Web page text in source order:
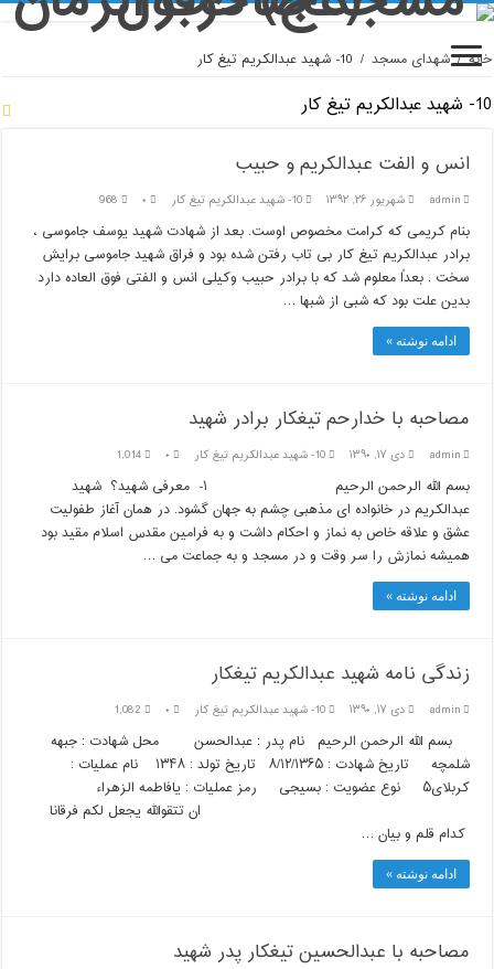
خانه / شهدای مسجد / 10- شهيد عبدالكريم تيغ كار
10- شهيد عبدالكريم تيغ كار
انس و الفت عبدالکریم و حبیب
admin شهریور ۲۶, ۱۳۹۲ 10- شهيد عبدالكريم تيغ كار ۰ 968
بنام کریمی که کرامت مخصوص اوست. بعد از شهادت شهید یوسف جاموسی ،
برادر عبدالکریم تیغ کار بی تاب رفتن شده بود و فراق شهید جاموسی برایش
سخت . بعداً معلوم شد که با برادر حبیب وکیلی انس و الفتی فوق العاده دارد
بدین علت بود که شبی از شبها …
ادامه نوشته »
مصاحبه با خدارحم تیغکار برادر شهید
admin دی ۱۷, ۱۳۹۰ 10- شهيد عبدالكريم تيغ كار ۰ 1,014
بسم الله الرحمن الرحیم ۱- معرفی شهید؟ شهید
عبدالکریم در خانواده ای مذهبی چشم به جهان گشود. در همان آغاز طفولیت
عشق و علاقه خاص به نماز و احکام داشت و به فرامین مقدس اسلام مقید بود
همیشه نمازش را سر وقت و در مسجد و به جماعت می …
ادامه نوشته »
زندگی نامه شهید عبدالکریم تیغکار
admin دی ۱۷, ۱۳۹۰ 10- شهيد عبدالكريم تيغ كار ۰ 1,082
بسم الله الرحمن الرحیم نام پدر : عبدالحسن محل شهادت :‍ جبهه
شلمچه تاریخ شهادت : ۸/۱۲/۱۳۶۵ تاریخ تولد : ۱۳۴۸ نام عملیات :
کربلای۵ نوع عضویت : بسیجی رمز عملیات : یافاطمه الزهراء
ان تتقوالله یجعل لکم فرقانا
کدام قلم و بیان …
ادامه نوشته »
مصاحبه با عبدالحسین تیغکار پدر شهید